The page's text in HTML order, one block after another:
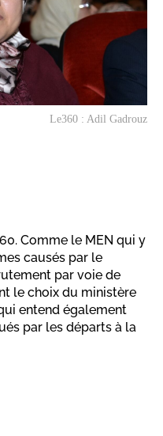
Le360 : Adil Gadrouz
Comme le MEN qui y
causés par le
par voie de
le choix du ministère
entend également
par les départs à la